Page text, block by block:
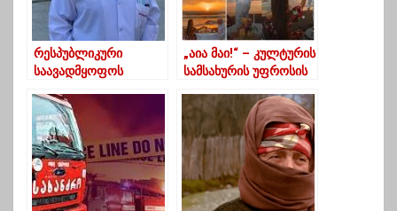
რესპუბლიკური
საავადმყოფოს
კორონავირუსი
დაუდასტურდა
„აია მაი!“ – კულტურის
სამსახურის უფროსის
და ნანუკას
ინსპირაციით